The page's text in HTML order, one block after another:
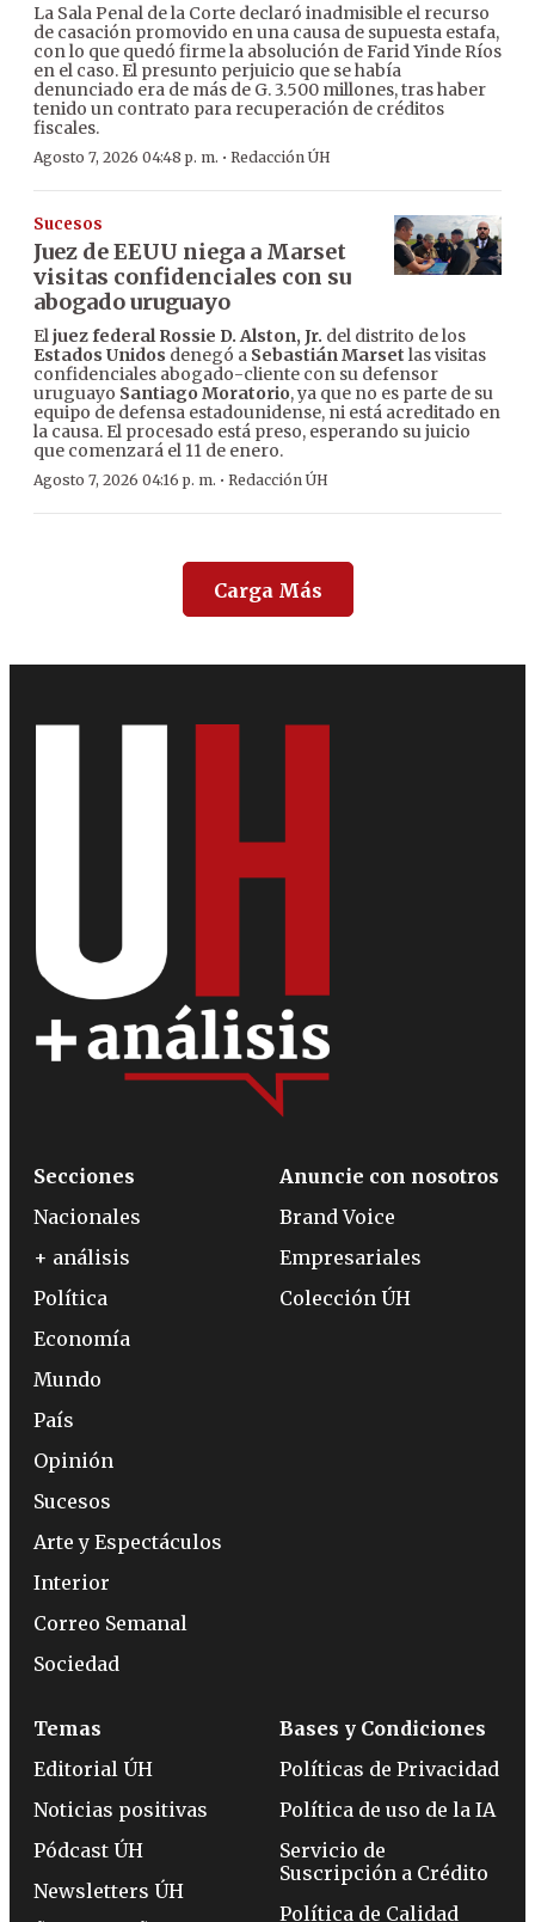
La Sala Penal de la Corte declaró inadmisible el recurso
de casación promovido en una causa de supuesta estafa,
con lo que quedó firme la absolución de Farid Yinde Ríos
en el caso. El presunto perjuicio que se había
denunciado era de más de G. 3.500 millones, tras haber
tenido un contrato para recuperación de créditos
fiscales.
Agosto 7, 2026 04:48 p. m. · Redacción ÚH
Sucesos
Juez de EEUU niega a Marset
visitas confidenciales con su
abogado uruguayo
Eljuez federal Rossie D. Alston, Jr. del distrito de los
Estados Unidos denegó a Sebastián Marset las visitas
confidenciales abogado-cliente con su defensor
uruguayo Santiago Moratorio, ya que no es parte de su
equipo de defensa estadounidense, ni está acreditado en
la causa. El procesado está preso, esperando su juicio
que comenzará el 11 de enero.
Agosto 7, 2026 04:16 p. m. · Redacción ÚH
Carga Más
Secciones
Nacionales
+ análisis
Política
Economía
Mundo
País
Opinión
Sucesos
Arte y Espectáculos
Interior
Correo Semanal
Sociedad
Anuncie con nosotros
Brand Voice
Empresariales
Colección ÚH
Temas
Editorial ÚH
Noticias positivas
Pódcast ÚH
Newsletters ÚH
Bases y Condiciones
Políticas de Privacidad
Política de uso de la IA
Servicio de
Suscripción a Crédito
Política de Calidad